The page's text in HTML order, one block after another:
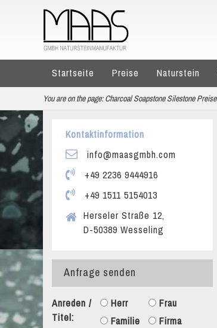
Startseite Preise Naturstein
You are on the page: Charcoal Soapstone Silestone Preise
Kontaktinformation
info@maasgmbh.com
+49 2236 9444916
+49 1511 5154013
Herseler Straße 12,
D-50389 Wesseling
Anfrage senden
Anreden /
Titel:
Herr
Frau
Familie
Firma